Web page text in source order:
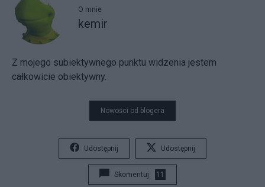
O mnie
kemir
Z mojego subiektywnego punktu widzenia jestem
całkowicie obiektywny.
Nowości od blogera
Udostępnij Udostępnij
Skomentuj 11